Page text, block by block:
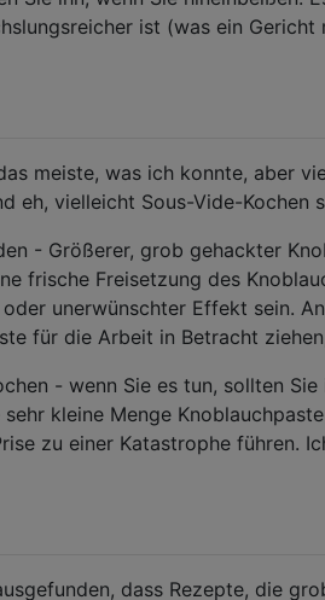
ist (was ein
meiste, was ich konnte, aber
eh, vielleicht Sous-Vide-Kochen
- Größerer, grob gehackter
frische Freisetzung des
unerwünschter Effekt sein.
für die Arbeit in Betracht
- wenn Sie es tun, sollten
sehr kleine Menge
zu einer Katastrophe führen.
dass Rezepte, die